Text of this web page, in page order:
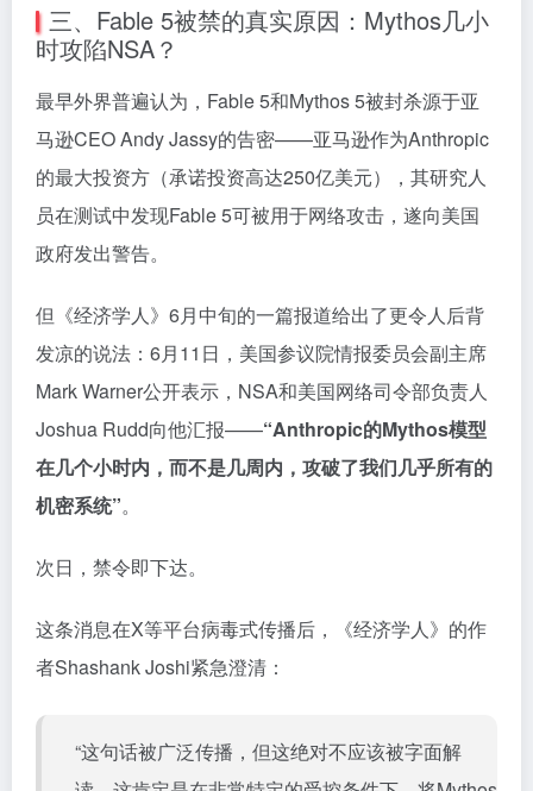
三、Fable 5被禁的真实原因：Mythos几小
时攻陷NSA？
最早外界普遍认为，Fable 5和Mythos 5被封杀源于亚
马逊CEO Andy Jassy的告密——亚马逊作为Anthropic
的最大投资方（承诺投资高达250亿美元），其研究人
员在测试中发现Fable 5可被用于网络攻击，遂向美国
政府发出警告。
但《经济学人》6月中旬的一篇报道给出了更令人后背
发凉的说法：6月11日，美国参议院情报委员会副主席
Mark Warner公开表示，NSA和美国网络司令部负责人
Joshua Rudd向他汇报——“Anthropic的Mythos模型
在几个小时内，而不是几周内，攻破了我们几乎所有的
机密系统”。
次日，禁令即下达。
这条消息在X等平台病毒式传播后，《经济学人》的作
者Shashank Joshi紧急澄清：
“这句话被广泛传播，但这绝对不应该被字面解